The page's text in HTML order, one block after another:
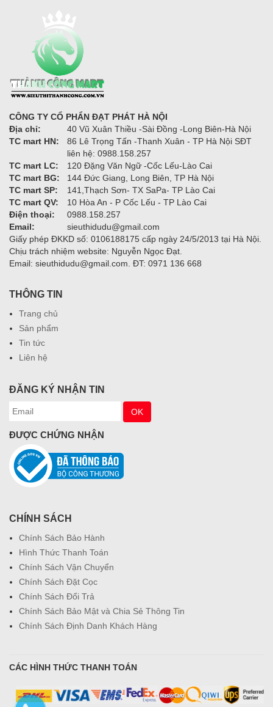
CÔNG TY CỔ PHẨN ĐẠT PHÁT HÀ NỘI
Địa chỉ:
40 Vũ Xuân Thiều -Sài Đồng -Long Biên-Hà Nội
TC mart HN:
86 Lê Trọng Tấn -Thanh Xuân - TP Hà Nội SĐT
liên hệ: 0988.158.257
TC mart LC:
120 Đặng Văn Ngữ -Cốc Lếu-Lào Cai
TC mart BG:
144 Đức Giang, Long Biên, TP Hà Nội
TC mart SP:
141,Thạch Sơn- TX SaPa- TP Lào Cai
TC mart QV:
10 Hòa An - P Cốc Lếu - TP Lào Cai
Điện thoại:
0988.158.257
Email:
sieuthidudu@gmail.com
Giấy phép ĐKKD số: 0106188175 cấp ngày 24/5/2013 tại Hà Nội.
Chịu trách nhiệm website: Nguyễn Ngọc Đạt.
Email: sieuthidudu@gmail.com. ĐT: 0971 136 668
THÔNG TIN
Trang chủ
Sản phẩm
Tin tức
Liên hệ
ĐĂNG KÝ NHẬN TIN
ĐƯỢC CHỨNG NHẬN
CHÍNH SÁCH
Chính Sách Bảo Hành
Hình Thức Thanh Toán
Chính Sách Vận Chuyển
Chính Sách Đặt Cọc
Chính Sách Đổi Trả
Chính Sách Bảo Mật và Chia Sẻ Thông Tin
Chính Sách Định Danh Khách Hàng
CÁC HÌNH THỨC THANH TOÁN